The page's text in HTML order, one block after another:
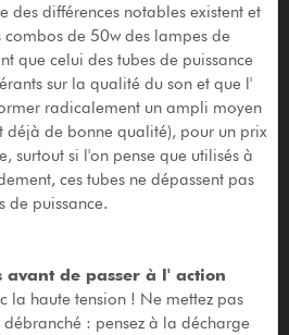
des différences notables existent et
de 50w des lampes de
que celui des tubes de puissance
sur la qualité du son et que l'
radicalement un ampli moyen
déjà de bonne qualité), pour un prix
surtout si l'on pense que utilisés à
ces tubes ne dépassent pas
de puissance.
avant de passer à l' action
la haute tension ! Ne mettez pas
: pensez à la décharge